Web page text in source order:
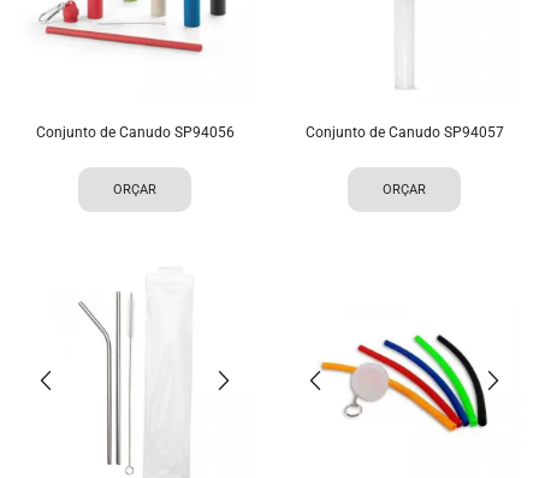
Conjunto de Canudo SP94056
ORÇAR
Conjunto de Canudo SP94057
ORÇAR